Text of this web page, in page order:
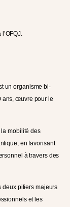
un organisme bi-
ans, œuvre pour le
mobilité des
en favorisant
à travers des
deux piliers majeurs
et les